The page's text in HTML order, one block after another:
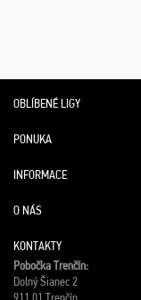
OBLÍBENÉ LIGY
PONUKA
INFORMACE
O NÁS
KONTAKTY
Pobočka Trenčín:
Dolný Šianec 2